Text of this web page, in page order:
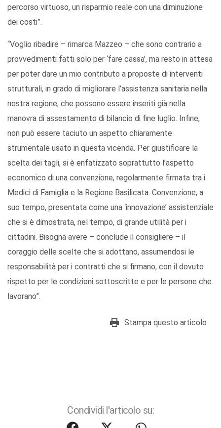
percorso virtuoso, un risparmio reale con una diminuzione
dei costi”.
“Voglio ribadire – rimarca Mazzeo – che sono contrario a
provvedimenti fatti solo per ‘fare cassa’, ma resto in attesa
per poter dare un mio contributo a proposte di interventi
strutturali, in grado di migliorare l’assistenza sanitaria nella
nostra regione, che possono essere inseriti già nella
manovra di assestamento di bilancio di fine luglio. Infine,
non può essere taciuto un aspetto chiaramente
strumentale usato in questa vicenda. Per giustificare la
scelta dei tagli, si è enfatizzato soprattutto l’aspetto
economico di una convenzione, regolarmente firmata tra i
Medici di Famiglia e la Regione Basilicata. Convenzione, a
suo tempo, presentata come una ‘innovazione’ assistenziale
che si è dimostrata, nel tempo, di grande utilità per i
cittadini. Bisogna avere – conclude il consigliere – il
coraggio delle scelte che si adottano, assumendosi le
responsabilità per i contratti che si firmano, con il dovuto
rispetto per le condizioni sottoscritte e per le persone che
lavorano”.
Stampa questo articolo
Condividi l'articolo su: